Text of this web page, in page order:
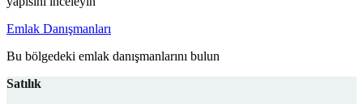
Emlak Danışmanları
Bu bölgedeki emlak danışmanlarını bulun
Satılık